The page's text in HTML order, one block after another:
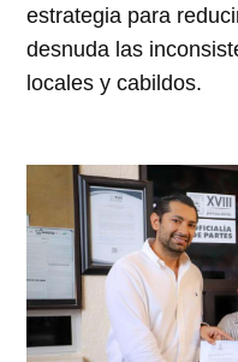
estrategia para
desnuda las
locales y cabildos.